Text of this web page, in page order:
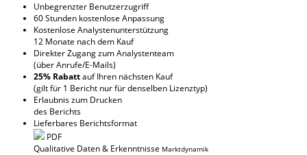
Unbegrenzter Benutzerzugriff
60 Stunden kostenlose Anpassung
Kostenlose Analystenunterstützung
12 Monate nach dem Kauf
Direkter Zugang zum Analystenteam
(über Anrufe/E-Mails)
25% Rabattauf Ihren nächsten Kauf
(gilt für 1 Bericht nur für denselben Lizenztyp)
Erlaubnis zum Drucken
des Berichts
Lieferbares Berichtsformat
PDF
Qualitative Daten & Erkenntnisse Marktdynamik